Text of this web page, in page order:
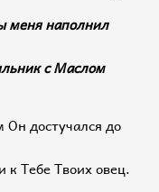
меня наполнил
с Маслом
достучался до
к Тебе Твоих овец.